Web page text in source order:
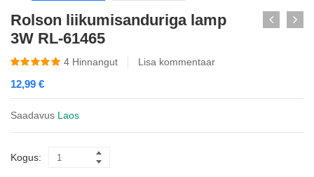
Rolson liikumisanduriga lamp
3W RL-61465
4 Hinnangut Lisa kommentaar
12,99 €
Saadavus Laos
Kogus: